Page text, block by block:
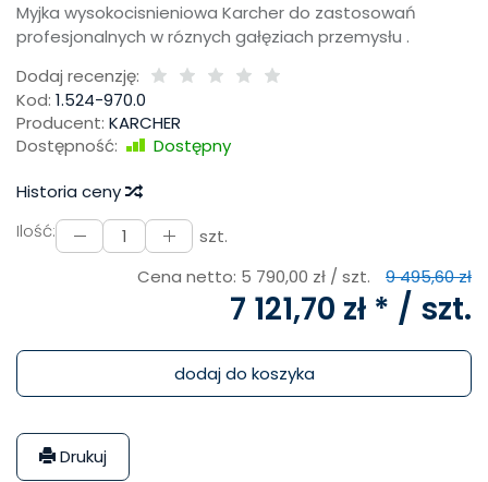
Myjka wysokocisnieniowa Karcher do zastosowań
profesjonalnych w róznych gałęziach przemysłu .
Dodaj recenzję:
Kod: 1.524-970.0
Producent: KARCHER
Dostępność:
Dostępny
Historia ceny
Ilość:
szt.
Cena netto: 5 790,00 zł / szt. 9 495,60 zł
7 121,70 zł * / szt.
dodaj do koszyka
Drukuj